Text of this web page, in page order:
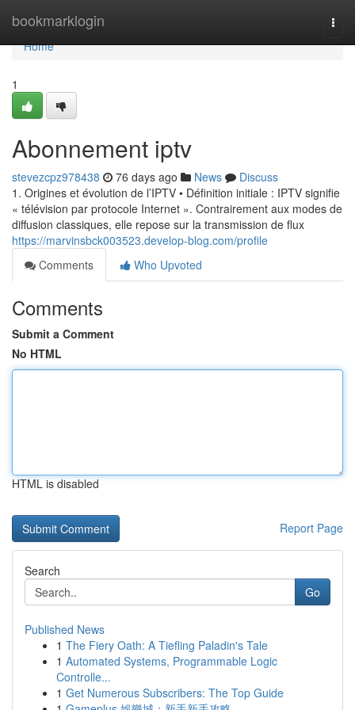
bookmarklogin
Home
Home
1
Abonnement iptv
stevezcpz978438 76 days ago News
Discuss
1. Origines et évolution de l’IPTV • Définition initiale : IPTV signifie
« télévision par protocole Internet ». Contrairement aux modes de
diffusion classiques, elle repose sur la transmission de flux
https://marvinsbck003523.develop-blog.com/profile
Comments
Who Upvoted
Comments
Submit a Comment
No HTML
HTML is disabled
Report Page
Search
Go
Published News
1 The Fiery Oath: A Tiefling Paladin's Tale
1 Automated Systems, Programmable Logic
Controlle...
1 Get Numerous Subscribers: The Top Guide